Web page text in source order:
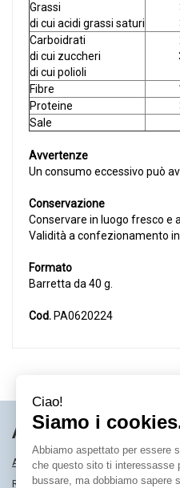
Grassi
di cui acidi grassi saturi
Carboidrati
di cui zuccheri
di cui polioli
Fibre
Proteine
Sale
Avvertenze
Un consumo eccessivo può
Conservazione
Conservare in luogo fresco e
Validità a confezionamento
Formato
Barretta da 40 g.
Cod. PA0620224
AREA UTENTE
ACCEDI
REGISTRATI